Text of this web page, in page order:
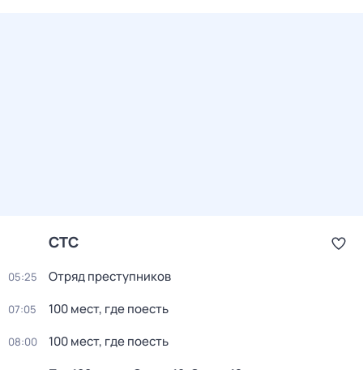
СТС
05:25 Отряд пpeступников
07:05 100 мест, где поесть
08:00 100 мест, где поесть